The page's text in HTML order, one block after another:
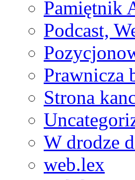
Pamiętnik
Podcast,
Prawnicza
Strona
W drodze
web.lex